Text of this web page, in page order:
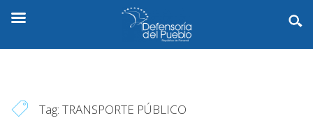
Tag: TRANSPORTE PÚBLICO